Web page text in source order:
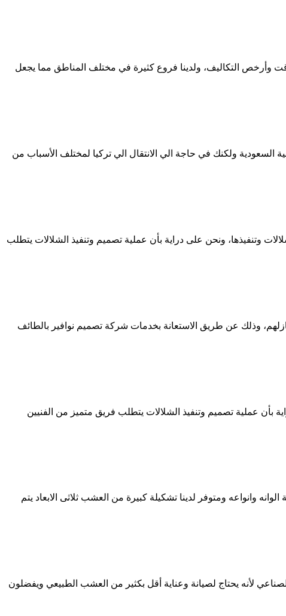
التكاليف، ولدينا فروع كثيرة في مختلف المناطق مما يجعل
ولكنك في حاجة الي الانتقال الي تركيا لمختلف الأسباب من
ونحن على دراية بأن عملية تصميم وتنفيذ الشلالات يتطلب
وذلك عن طريق الاستعانة بخدمات شركة تصميم نوافير بالطائف
عملية تصميم وتنفيذ الشلالات يتطلب فريق متميز من الفنيين
ومتوفر لدينا تشكيلة كبيرة من العشب ثلاثى الابعاد يتم
لأنه يحتاج لصيانة وعناية أقل بكثير من العشب الطبيعي ويفضلون